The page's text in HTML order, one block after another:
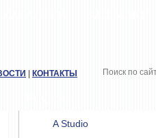
A Studio
КОНТАКТЫ